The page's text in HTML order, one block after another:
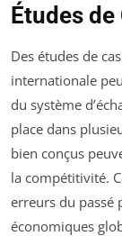
Études de
Des études de
internationale
du système
place dans
bien conçus
la compétitivité.
erreurs du passé
économiques